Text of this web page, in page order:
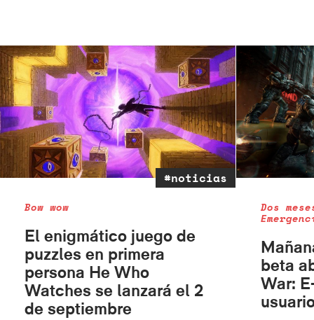
#noticias
Bow wow
El enigmático juego de
puzzles en primera
persona He Who
Watches se lanzará el 2
de septiembre
Dos
beta
War: